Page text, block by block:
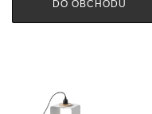
DO OBCHODU